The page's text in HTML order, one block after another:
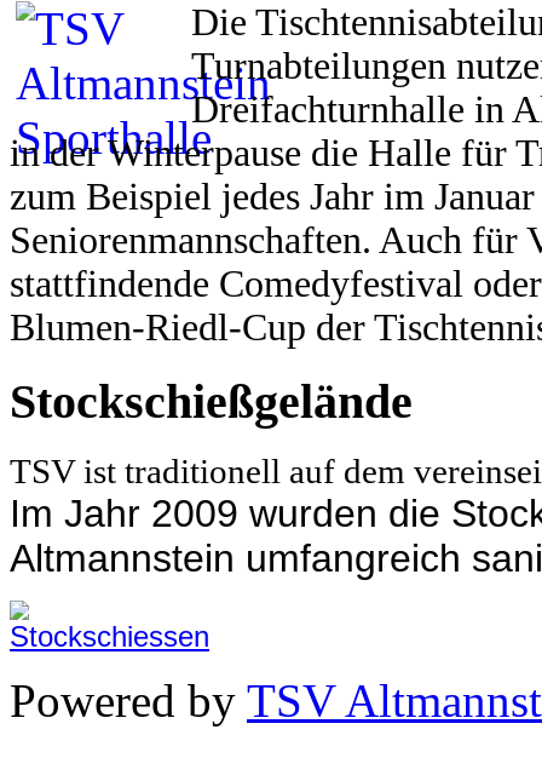
Die
Turnabteilungen
Dreifachturnhalle in
in der Winterpause die Halle für
zum Beispiel jedes Jahr im
Seniorenmannschaften. Auch für
stattfindende Comedyfestival
Blumen-Riedl-Cup der
Stockschießgelände
TSV ist traditionell auf dem
Im Jahr 2009 wurden die
Altmannstein umfangreich
Powered by TSV